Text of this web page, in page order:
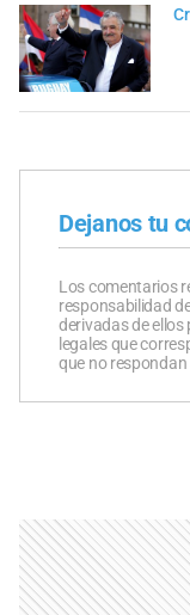
Dejanos tu
Los comentarios
responsabilidad
derivadas de ellos
legales que
que no